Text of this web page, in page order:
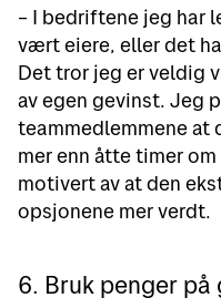
– I bedriftene jeg har
vært eiere, eller det
Det tror jeg er veldig
av egen gevinst. Jeg
teammedlemmene at
mer enn åtte timer
motivert av at den
opsjonene mer verdt.
6. Bruk penger